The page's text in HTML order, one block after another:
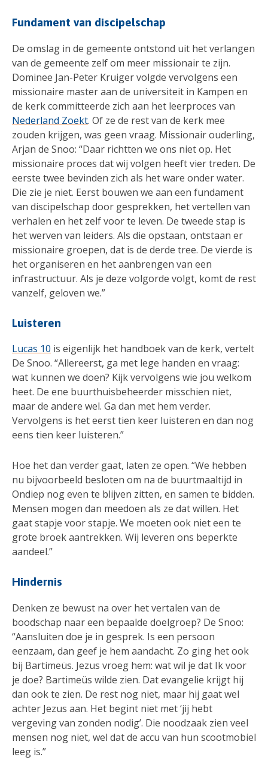
Fundament van discipelschap
De omslag in de gemeente ontstond uit het verlangen
van de gemeente zelf om meer missionair te zijn.
Dominee Jan-Peter Kruiger volgde vervolgens een
missionaire master aan de universiteit in Kampen en
de kerk committeerde zich aan het leerproces van
Nederland Zoekt. Of ze de rest van de kerk mee
zouden krijgen, was geen vraag. Missionair ouderling,
Arjan de Snoo: “Daar richtten we ons niet op. Het
missionaire proces dat wij volgen heeft vier treden. De
eerste twee bevinden zich als het ware onder water.
Die zie je niet. Eerst bouwen we aan een fundament
van discipelschap door gesprekken, het vertellen van
verhalen en het zelf voor te leven. De tweede stap is
het werven van leiders. Als die opstaan, ontstaan er
missionaire groepen, dat is de derde tree. De vierde is
het organiseren en het aanbrengen van een
infrastructuur. Als je deze volgorde volgt, komt de rest
vanzelf, geloven we.”
Luisteren
Lucas 10 is eigenlijk het handboek van de kerk, vertelt
De Snoo. “Allereerst, ga met lege handen en vraag:
wat kunnen we doen? Kijk vervolgens wie jou welkom
heet. De ene buurthuisbeheerder misschien niet,
maar de andere wel. Ga dan met hem verder.
Vervolgens is het eerst tien keer luisteren en dan nog
eens tien keer luisteren.”
Hoe het dan verder gaat, laten ze open. “We hebben
nu bijvoorbeeld besloten om na de buurtmaaltijd in
Ondiep nog even te blijven zitten, en samen te bidden.
Mensen mogen dan meedoen als ze dat willen. Het
gaat stapje voor stapje. We moeten ook niet een te
grote broek aantrekken. Wij leveren ons beperkte
aandeel.”
Hindernis
Denken ze bewust na over het vertalen van de
boodschap naar een bepaalde doelgroep? De Snoo:
“Aansluiten doe je in gesprek. Is een persoon
eenzaam, dan geef je hem aandacht. Zo ging het ook
bij Bartimeüs. Jezus vroeg hem: wat wil je dat Ik voor
je doe? Bartimeüs wilde zien. Dat evangelie krijgt hij
dan ook te zien. De rest nog niet, maar hij gaat wel
achter Jezus aan. Het begint niet met ‘jij hebt
vergeving van zonden nodig’. Die noodzaak zien veel
mensen nog niet, wel dat de accu van hun scootmobiel
leeg is.”